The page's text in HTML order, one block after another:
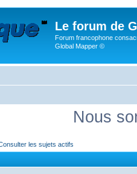
Le forum de
Forum francophone
Global Mapper ©
Nous
les sujets actifs